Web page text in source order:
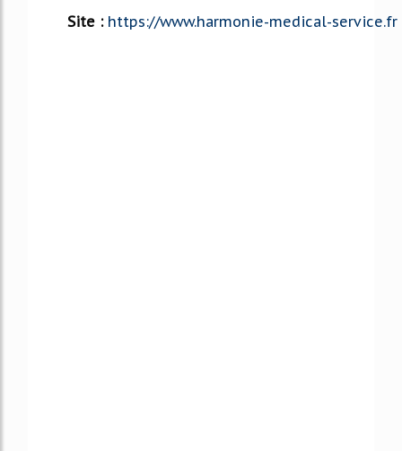
Site : https://www.harmonie-medical-service.fr